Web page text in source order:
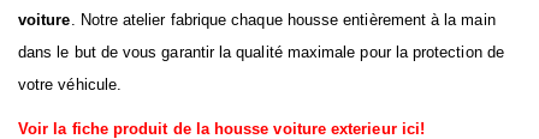
voiture. Notre atelier fabrique chaque housse entièrement à la main
dans le but de vous garantir la qualité maximale pour la protection de
votre véhicule.
Voir la fiche produit de la housse voiture exterieur ici!